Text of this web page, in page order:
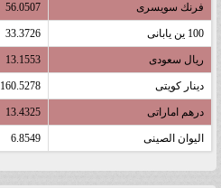
فرنك سويسرى 56.0507
100 ين يابانى 33.3726
ريال سعودى 13.1553
دينار كويتى 160.5278
درهم اماراتى 13.4325
اليوان الصينى 6.8549